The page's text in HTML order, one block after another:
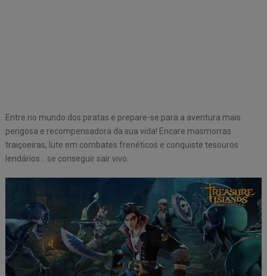
Entre no mundo dos piratas e prepare-se para a aventura mais
perigosa e recompensadora da sua vida! Encare masmorras
traiçoeiras, lute em combates frenéticos e conquiste tesouros
lendários… se conseguir sair vivo.